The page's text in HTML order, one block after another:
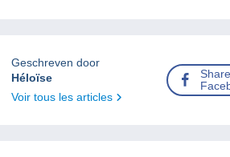
Geschreven door
Héloïse
Voir tous les articles